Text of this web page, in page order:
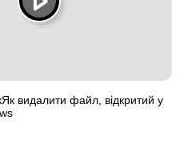
видалити файл, відкритий у